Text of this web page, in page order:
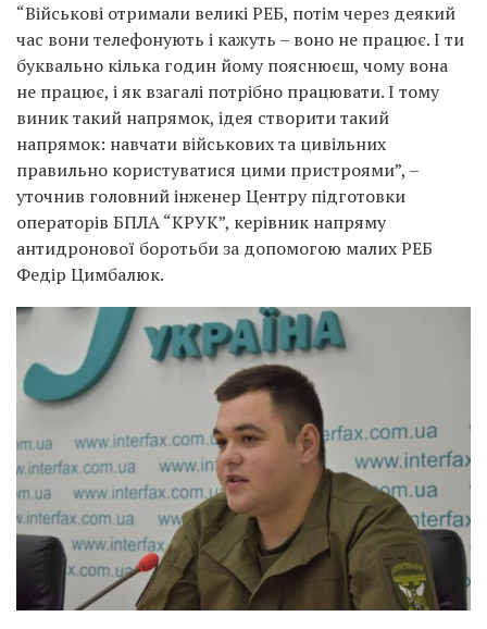
“Військові отримали великі РЕБ, потім через деякий
час вони телефонують і кажуть – воно не працює. І ти
буквально кілька годин йому пояснюєш, чому вона
не працює, і як взагалі потрібно працювати. І тому
виник такий напрямок, ідея створити такий
напрямок: навчати військових та цивільних
правильно користуватися цими пристроями”, –
уточнив головний інженер Центру підготовки
операторів БПЛА “КРУК”, керівник напряму
антидронової боротьби за допомогою малих РЕБ
Федір Цимбалюк.